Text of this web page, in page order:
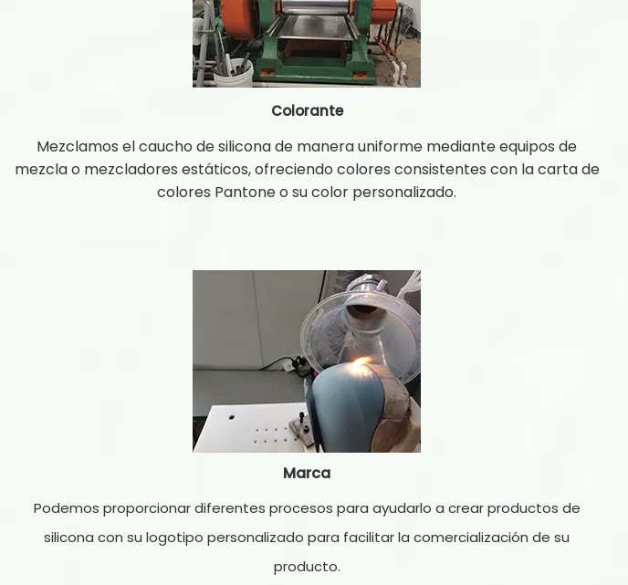
Colorante
Mezclamos el caucho de silicona de manera uniforme mediante equipos de
mezcla o mezcladores estáticos, ofreciendo colores consistentes con la carta de
colores Pantone o su color personalizado.
Marca
Podemos proporcionar diferentes procesos para ayudarlo a crear productos de
silicona con su logotipo personalizado para facilitar la comercialización de su
producto.